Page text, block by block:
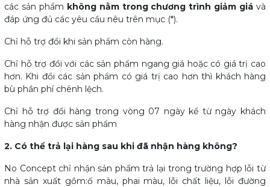
các sản phẩm không nằm trong chương trình giảm giávà
đáp ứng đủ các yêu cầu nêu trên mục (*).
Chỉ hỗ trợ đổi khi sản phẩm còn hàng.
Chỉ hỗ trợ đổi với các sản phẩm ngang giá hoặc có giá trị cao
hơn. Khi đổi các sản phẩm có giá trị cao hơn thì khách hàng
bù phần phí chênh lệch.
Chỉ hỗ trợ đổi hàng trong vòng 07 ngày kể từ ngày khách
hàng nhận được sản phẩm
2. Có thể trả lại hàng sau khi đã nhận hàng không?
No Concept chỉ nhận sản phẩm trả lại trong trường hợp lỗi từ
nhà sản xuất gồm:ố màu, phai màu, lỗi chất liệu, lỗi đường